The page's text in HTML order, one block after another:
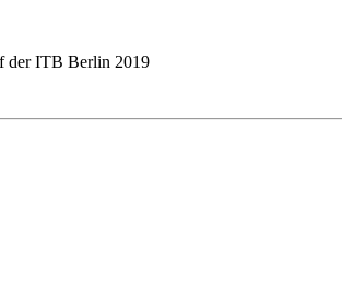
der ITB Berlin 2019